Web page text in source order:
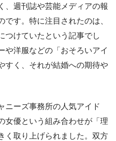
、週刊誌や芸能メディアの報
す。特に注目されたのは、
つけていたという記事でし
や洋服などの「おそろいアイ
すく、それが結婚への期待や
ニーズ事務所の人気アイド
女優という組み合わせが「理
く取り上げられました。双方